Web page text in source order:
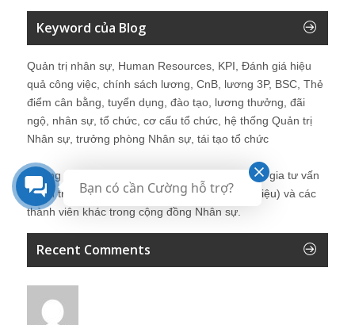
Keyword của Blog
Quản trị nhân sự, Human Resources, KPI, Đánh giá hiệu
quả công việc, chính sách lương, CnB, lương 3P, BSC, Thẻ
điểm cân bằng, tuyển dụng, đào tạo, lương thưởng, đãi
ngộ, nhân sự, tổ chức, cơ cấu tổ chức, hệ thống Quản trị
Nhân sự, trưởng phòng Nhân sự, tái tạo tổ chức
Những bài viết tại blog được chia sẻ bởi chuyên gia tư vấn
Quản trị Nhân sự Nguyễn Hùng Cường (giới thiệu) và các
thành viên khác trong cộng đồng Nhân sự.
Recent Comments
Bạn có cần Cường hỗ trợ?